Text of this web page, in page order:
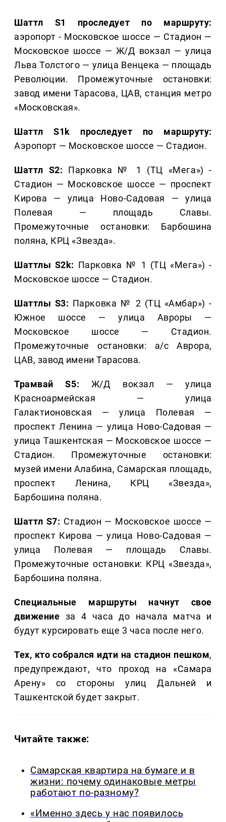
Шаттл S1 проследует по маршруту:
аэропорт - Московское шоссе — Стадион —
Московское шоссе — Ж/Д вокзал — улица
Льва Толстого — улица Венцека — площадь
Революции. Промежуточные остановки:
завод имени Тарасова, ЦАВ, станция метро
«Московская».
Шаттл S1k проследует по маршруту:
Аэропорт — Московское шоссе — Стадион.
Шаттл S2: Парковка № 1 (ТЦ «Мега») -
Стадион — Московское шоссе — проспект
Кирова — улица Ново-Садовая — улица
Полевая — площадь Славы.
Промежуточные остановки: Барбошина
поляна, КРЦ «Звезда».
Шаттлы S2k: Парковка № 1 (ТЦ «Мега») -
Московское шоссе — Стадион.
Шаттлы S3: Парковка № 2 (ТЦ «Амбар») -
Южное шоссе — улица Авроры —
Московское шоссе — Стадион.
Промежуточные остановки: а/с Аврора,
ЦАВ, завод имени Тарасова.
Трамвай S5: Ж/Д вокзал — улица
Красноармейская — улица
Галактионовская — улица Полевая —
проспект Ленина — улица Ново-Садовая —
улица Ташкентская — Московское шоссе —
Стадион. Промежуточные остановки:
музей имени Алабина, Самарская площадь,
проспект Ленина, КРЦ «Звезда»,
Барбошина поляна.
Шаттл S7: Стадион — Московское шоссе —
проспект Кирова — улица Ново-Садовая —
улица Полевая — площадь Славы.
Промежуточные остановки: КРЦ «Звезда»,
Барбошина поляна.
Специальные маршруты начнут свое
движение за 4 часа до начала матча и
будут курсировать еще 3 часа после него.
Тех, кто собрался идти на стадион пешком,
предупреждают, что проход на «Самара
Арену» со стороны улиц Дальней и
Ташкентской будет закрыт.
Читайте также:
Самарская квартира на бумаге и в
жизни: почему одинаковые метры
работают по-разному?
«Именно здесь у нас появилось